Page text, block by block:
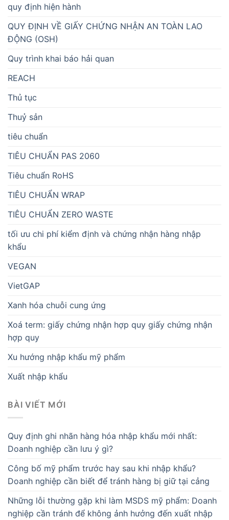
quy định hiện hành
QUY ĐỊNH VỀ GIẤY CHỨNG NHẬN AN TOÀN LAO
ĐỘNG (OSH)
Quy trình khai báo hải quan
REACH
Thủ tục
Thuỷ sản
tiêu chuẩn
TIÊU CHUẨN PAS 2060
Tiêu chuẩn RoHS
TIÊU CHUẨN WRAP
TIÊU CHUẨN ZERO WASTE
tối ưu chi phí kiểm định và chứng nhận hàng nhập
khẩu
VEGAN
VietGAP
Xanh hóa chuỗi cung ứng
Xoá term: giấy chứng nhận hợp quy giấy chứng nhận
hợp quy
Xu hướng nhập khẩu mỹ phẩm
Xuất nhập khẩu
BÀI VIẾT MỚI
Quy định ghi nhãn hàng hóa nhập khẩu mới nhất:
Doanh nghiệp cần lưu ý gì?
Công bố mỹ phẩm trước hay sau khi nhập khẩu?
Doanh nghiệp cần biết để tránh hàng bị giữ tại cảng
Những lỗi thường gặp khi làm MSDS mỹ phẩm: Doanh
nghiệp cần tránh để không ảnh hưởng đến xuất nhập